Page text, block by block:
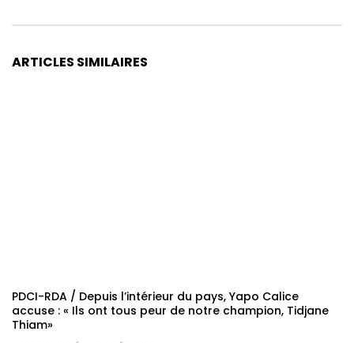
ARTICLES SIMILAIRES
PDCI-RDA / Depuis l’intérieur du pays, Yapo Calice
accuse : « Ils ont tous peur de notre champion, Tidjane
Thiam»